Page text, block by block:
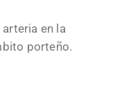
en la
porteño.